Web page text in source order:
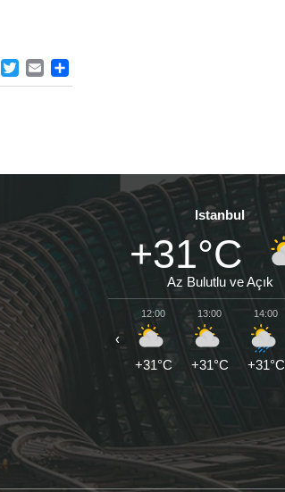
FACEBOOK
TWITTER
EMAIL
Istanbul
+31°C
Az Bulutlu ve Açık
12:00
+31°C
13:00
+31°C
14:00
+31°C
‹